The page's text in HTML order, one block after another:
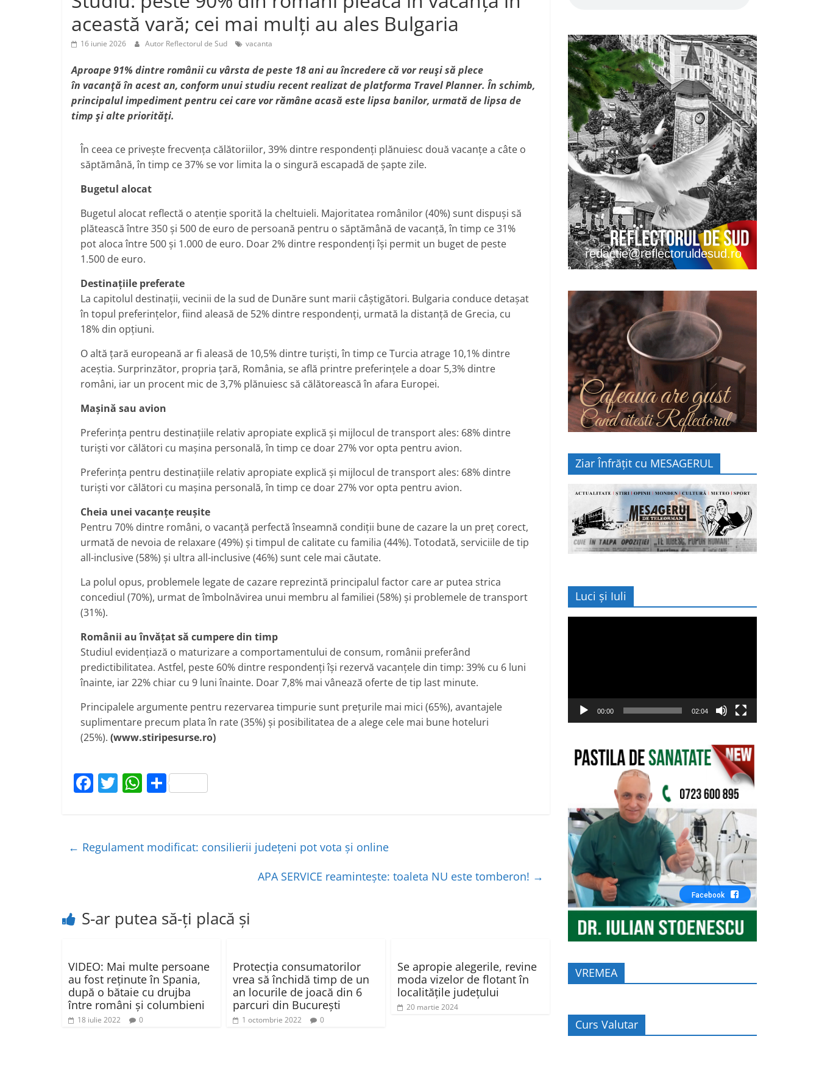
această vară; cei mai mulți au ales Bulgaria
16 iunie 2026 Autor Reflectorul de Sud vacanta
Aproape 91% dintre românii cu vârsta de peste 18 ani au încredere că vor reuși să plece
în vacanțăîn acest an, conform unui studiu recent realizat de platforma Travel Planner. În schimb,
principalul impediment pentru cei care vor rămâne acasă este lipsabanilor, urmată de lipsa de
timp și alte priorități.
În ceea ce privește frecvența călătoriilor, 39% dintre respondenți plănuiesc două vacanțe a câte o
săptămână, în timp ce 37% se vor limita la o singură escapadă de șapte zile.
Bugetul alocat
Bugetul alocat reflectă o atenție sporită la cheltuieli. Majoritatea românilor (40%) sunt dispuși să
plătească între 350 și 500 de euro de persoană pentru o săptămână de vacanță, în timp ce 31%
pot aloca între 500 și 1.000 de euro. Doar 2% dintre respondenți își permit un buget de peste
1.500 de euro.
Destinațiile preferate
La capitolul destinații, vecinii de la sud de Dunăre sunt marii câștigători. Bulgaria conduce detașat
în topul preferințelor, fiind aleasă de 52% dintre respondenți, urmată la distanță de Grecia, cu
18% din opțiuni.
O altă țară europeană ar fi aleasă de 10,5% dintre turiști, în timp ce Turcia atrage 10,1% dintre
aceștia. Surprinzător, propria țară, România, se află printre preferințele a doar 5,3% dintre
români, iar un procent mic de 3,7% plănuiesc să călătorească în afara Europei.
Mașină sau avion
Preferința pentru destinațiile relativ apropiate explică și mijlocul de transport ales: 68% dintre
turiști vor călători cu mașina personală, în timp ce doar 27% vor opta pentru avion.
Preferința pentru destinațiile relativ apropiate explică și mijlocul de transport ales: 68% dintre
turiști vor călători cu mașina personală, în timp ce doar 27% vor opta pentru avion.
Cheia unei vacanțe reușite
Pentru 70% dintre români, o vacanță perfectă înseamnă condiții bune de cazare la un preț corect,
urmată de nevoia de relaxare (49%) și timpul de calitate cu familia (44%). Totodată, serviciile de tip
all-inclusive (58%) și ultra all-inclusive (46%) sunt cele mai căutate.
La polul opus, problemele legate de cazare reprezintă principalul factor care ar putea strica
concediul (70%), urmat de îmbolnăvirea unui membru al familiei (58%) și problemele de transport
(31%).
Românii au învățat să cumpere din timp
Studiul evidențiază o maturizare a comportamentului de consum, românii preferând
predictibilitatea. Astfel, peste 60% dintre respondenți își rezervă vacanțele din timp: 39% cu 6 luni
înainte, iar 22% chiar cu 9 luni înainte. Doar 7,8% mai vânează oferte de tip last minute.
Principalele argumente pentru rezervarea timpurie sunt prețurile mai mici (65%), avantajele
suplimentare precum plata în rate (35%) și posibilitatea de a alege cele mai bune hoteluri
(25%). (www.stiripesurse.ro)
F
e
b
k
T
er
W
s
P
je
← Regulament modificat: consilierii județeni pot vota și online
APA SERVICE reamintește: toaleta NU este tomberon! →
S-ar putea să-ți placă și
VIDEO: Mai multe persoane
au fost reținute în Spania,
după o bătaie cu drujba
între români și columbieni
18 iulie 2022 0
Protecția consumatorilor
vrea să închidă timp de un
an locurile de joacă din 6
parcuri din București
1 octombrie 2022 0
Se apropie alegerile, revine
moda vizelor de flotant în
localitățile județului
20 martie 2024
redactie@reflectoruldesud.ro
Cafeaua are gust
Cand citesti Reflectorul
Ziar Înfrățit cu MESAGERUL
Luci și Iuli
00:00 02:04
Facebook
VREMEA
Curs Valutar